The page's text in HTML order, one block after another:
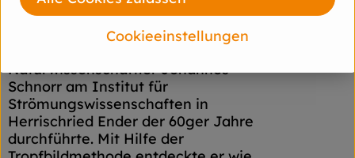
noch weiter zurück, nämlich auf
Wasserforschungen, die der
Naturwissenschaftler Johannes
Schnorr am Institut für
Strömungswissenschaften in
Herrischried Ender der 60ger Jahre
durchführte. Mit Hilfe der
Cookieeinstellungen